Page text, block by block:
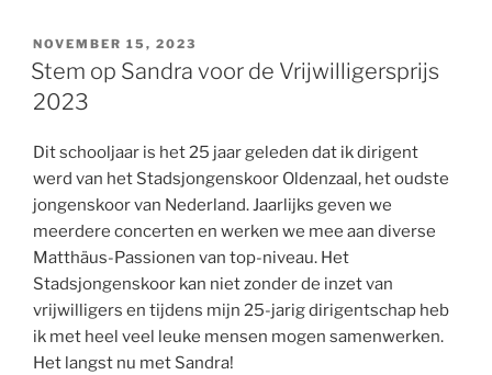
GEPLAATST
OP
NOVEMBER 15, 2023
Stem op Sandra voor de Vrijwilligersprijs
2023
Dit schooljaar is het 25 jaar geleden dat ik dirigent
werd van het Stadsjongenskoor Oldenzaal, het oudste
jongenskoor van Nederland. Jaarlijks geven we
meerdere concerten en werken we mee aan diverse
Matthäus-Passionen van top-niveau. Het
Stadsjongenskoor kan niet zonder de inzet van
vrijwilligers en tijdens mijn 25-jarig dirigentschap heb
ik met heel veel leuke mensen mogen samenwerken.
Het langst nu met Sandra!